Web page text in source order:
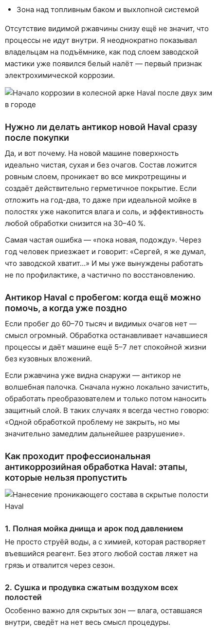
Зона над топливным баком и выхлопной системой
Отсутствие видимой ржавчины снизу ещё не значит, что
процессы не идут внутри. Я неоднократно показывал
владельцам на подъёмнике, как под слоем заводской
мастики уже появился белый налёт — первый признак
электрохимической коррозии.
Нужно ли делать антикор новой Haval сразу
после покупки
Да, и вот почему. На новой машине поверхность
идеально чистая, сухая и без очагов. Состав ложится
ровным слоем, проникает во все микротрещины и
создаёт действительно герметичное покрытие. Если
отложить на год-два, то даже при идеальной мойке в
полостях уже накопится влага и соль, и эффективность
любой обработки снизится на 30–40 %.
Самая частая ошибка — «пока новая, подожду». Через
год человек приезжает и говорит: «Сергей, я же думал,
что заводской хватит…» И мы уже вынуждены работать
не по профилактике, а частично по восстановлению.
Антикор Haval с пробегом: когда ещё можно
помочь, а когда уже поздно
Если пробег до 60–70 тысяч и видимых очагов нет —
смысл огромный. Обработка останавливает начавшиеся
процессы и даёт машине ещё 5–7 лет спокойной жизни
без кузовных вложений.
Если ржавчина уже видна снаружи — антикор не
волшебная палочка. Сначала нужно локально зачистить,
обработать преобразователем и только потом наносить
защитный слой. В таких случаях я всегда честно говорю:
«Одной обработкой проблему не закрыть, но мы
значительно замедлим дальнейшее разрушение».
Как проходит профессиональная
антикоррозийная обработка Haval: этапы,
которые нельзя пропустить
1. Полная мойка днища и арок под давлением
Не просто струёй воды, а с химией, которая растворяет
въевшийся реагент. Без этого любой состав ляжет на
грязь и отвалится через сезон.
2. Сушка и продувка сжатым воздухом всех
полостей
Особенно важно для скрытых зон — влага, оставшаяся
внутри, сведёт на нет весь смысл процедуры.